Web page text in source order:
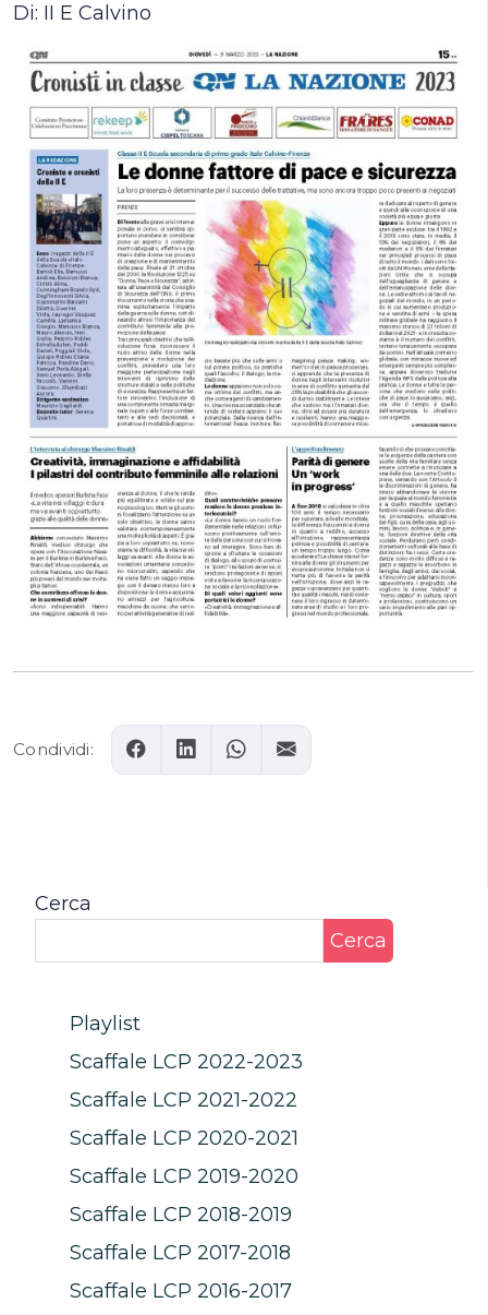
Di: II E Calvino
Condividi:
Cerca
Cerca
Playlist
Scaffale LCP 2022-2023
Scaffale LCP 2021-2022
Scaffale LCP 2020-2021
Scaffale LCP 2019-2020
Scaffale LCP 2018-2019
Scaffale LCP 2017-2018
Scaffale LCP 2016-2017